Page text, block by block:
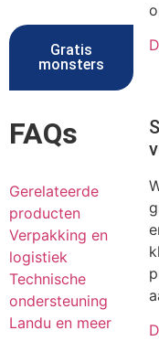
Gratis
monsters
FAQs
Gerelateerde
producten
Verpakking en
logistiek
Technische
ondersteuning
Landu en meer